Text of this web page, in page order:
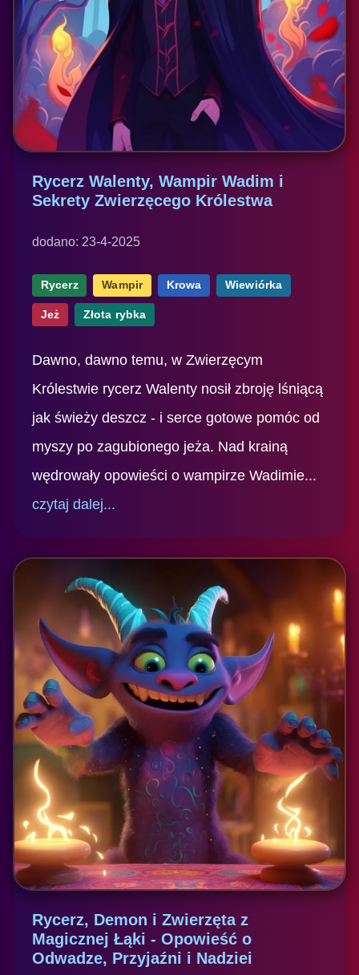
Rycerz Walenty, Wampir Wadim i
Sekrety Zwierzęcego Królestwa
dodano: 23-4-2025
Rycerz Wampir Krowa Wiewiórka
Jeż Złota rybka
Dawno, dawno temu, w Zwierzęcym
Królestwie rycerz Walenty nosił zbroję lśniącą
jak świeży deszcz - i serce gotowe pomóc od
myszy po zagubionego jeża. Nad krainą
wędrowały opowieści o wampirze Wadimie...
czytaj dalej...
Rycerz, Demon i Zwierzęta z
Magicznej Łąki - Opowieść o
Odwadze, Przyjaźni i Nadziei